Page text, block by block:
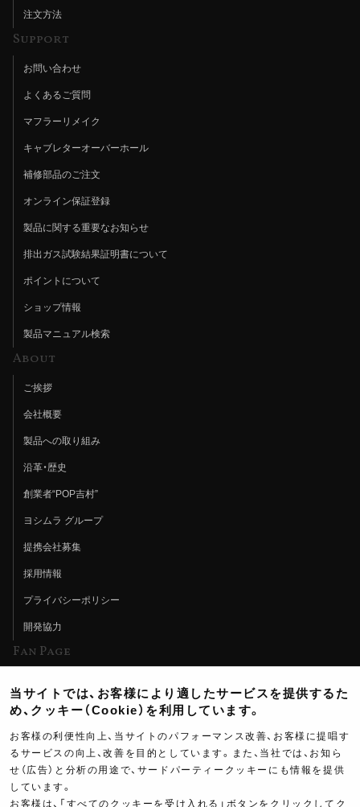
注文方法
Support
お問い合わせ
よくあるご質問
マフラーリメイク
キャブレターオーバーホール
補修部品のご注文
オンライン保証登録
製品に関する重要なお知らせ
排出ガス試験結果証明書について
ポイントについて
ショップ情報
製品マニュアル検索
About
ご挨拶
会社概要
製品への取り組み
沿革・歴史
創業者“POP吉村”
ヨシムラ グループ
提携会社募集
採用情報
プライバシーポリシー
開発協力
Fan Page
ヨシムラTV
イベント情報
イベントスケジュール
ツーリングブレイクタイム
当サイトでは、お客様により適したサービスを提供するた
め、クッキー（Cookie）を利用しています。
お客様の利便性向上、当サイトのパフォーマンス改善、お客様に提唱す
るサービスの向上、改善を目的としています。また、当社では、お知ら
せ（広告）と分析の用途で、サードパーティークッキーにも情報を提供
しています。
お客様は、「すべてのクッキーを受け入れる」ボタンをクリックしてク